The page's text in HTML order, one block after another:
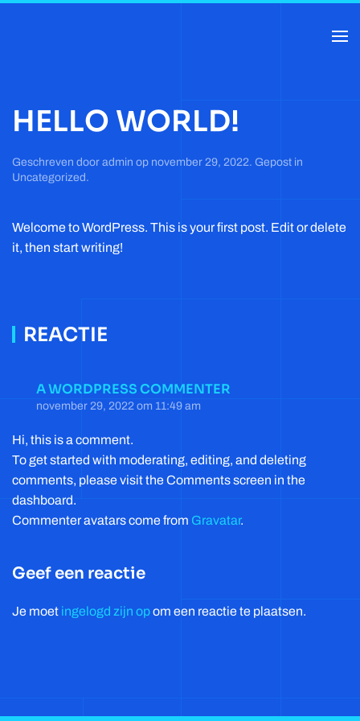
HELLO WORLD!
Geschreven door admin op november 29, 2022. Gepost in
Uncategorized .
Welcome to WordPress. This is your first post. Edit or delete
it, then start writing!
REACTIE
A WORDPRESS COMMENTER
november 29, 2022 om 11:49 am
Hi, this is a comment.
To get started with moderating, editing, and deleting
comments, please visit the Comments screen in the
dashboard.
Commenter avatars come from Gravatar.
Geef een reactie
Je moet ingelogd zijn opom een reactie te plaatsen.